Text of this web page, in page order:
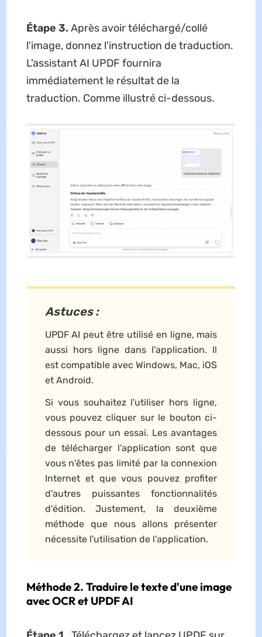
Étape 3. Après avoir téléchargé/collé
l'image, donnez l'instruction de traduction.
L'assistant AI UPDF fournira
immédiatement le résultat de la
traduction. Comme illustré ci-dessous.
Astuces :
UPDF AI peut être utilisé en ligne, mais
aussi hors ligne dans l'application. Il
est compatible avec Windows, Mac, iOS
et Android.
Si vous souhaitez l'utiliser hors ligne,
vous pouvez cliquer sur le bouton ci-
dessous pour un essai. Les avantages
de télécharger l'application sont que
vous n'êtes pas limité par la connexion
Internet et que vous pouvez profiter
d'autres puissantes fonctionnalités
d'édition. Justement, la deuxième
méthode que nous allons présenter
nécessite l'utilisation de l'application.
Méthode 2. Traduire le texte d'une image
avec OCR et UPDF AI